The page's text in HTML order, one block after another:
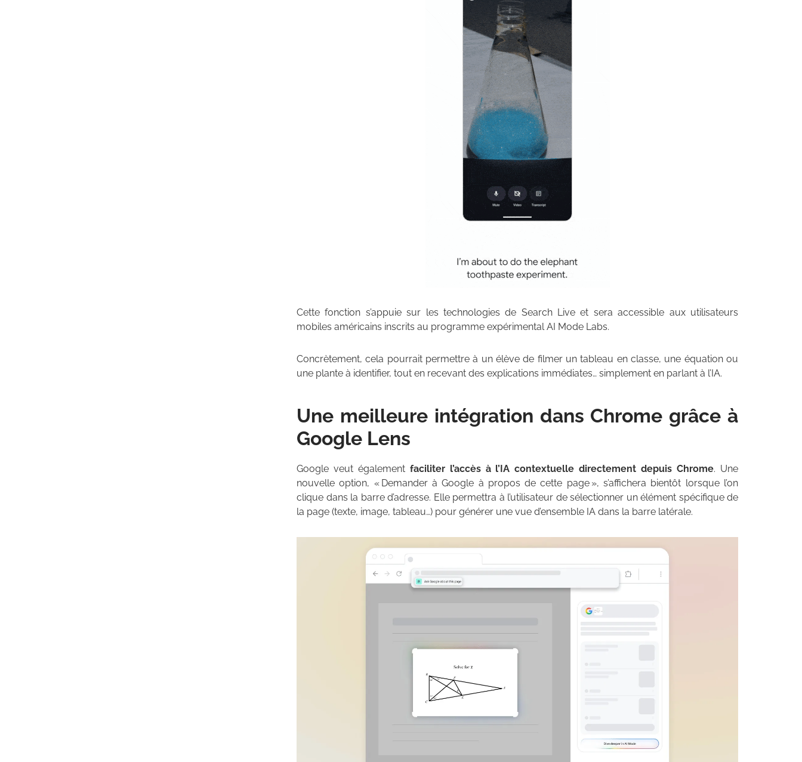
Cette fonction s’appuie sur les technologies de Search Live et sera accessible aux utilisateurs
mobiles américains inscrits au programme expérimental AI Mode Labs.
Concrètement, cela pourrait permettre à un élève de filmer un tableau en classe, une équation ou
une plante à identifier, tout en recevant des explications immédiates… simplement en parlant à l’IA.
Une meilleure intégration dans Chrome grâce à
Google Lens
Google veut également faciliter l’accès à l’IA contextuelle directement depuis Chrome. Une
nouvelle option, « Demander à Google à propos de cette page », s’affichera bientôt lorsque l’on
clique dans la barre d’adresse. Elle permettra à l’utilisateur de sélectionner un élément spécifique de
la page (texte, image, tableau…) pour générer une vue d’ensemble IA dans la barre latérale.